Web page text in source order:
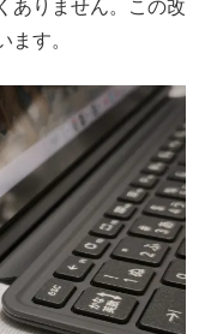
ありません。この改
ます。